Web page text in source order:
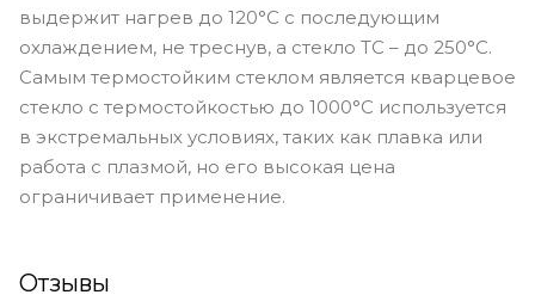
выдержит нагрев до 120°C с последующим
охлаждением, не треснув, а стекло ТС – до 250°C.
Самым термостойким стеклом является кварцевое
стекло с термостойкостью до 1000°C используется
в экстремальных условиях, таких как плавка или
работа с плазмой, но его высокая цена
ограничивает применение.
Отзывы